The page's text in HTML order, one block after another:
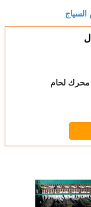
محرك لحام